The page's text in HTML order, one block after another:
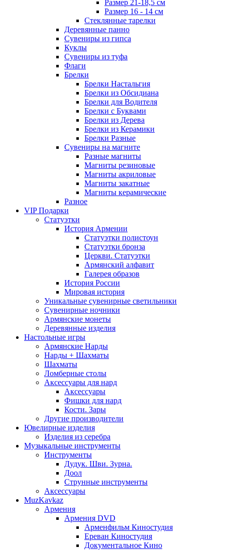
Размер 21-18,5 см
Размер 16 - 14 см
Стеклянные тарелки
Деревянные панно
Сувениры из гипса
Куклы
Сувениры из туфа
Флаги
Брелки
Брелки Настальгия
Брелки из Обсидиана
Брелки для Водителя
Брелки с Буквами
Брелки из Дерева
Брелки из Керамики
Брелки Разные
Сувениры на магните
Разные магниты
Магниты резиновые
Магниты акриловые
Магниты закатные
Магниты керамические
Разное
VIP Подарки
Статуэтки
История Армении
Статуэтки полистоун
Статуэтки бронза
Церкви. Статуэтки
Армянский алфавит
Галерея образов
История России
Мировая история
Уникальные сувенирные светильники
Сувенирные ночники
Армянские монеты
Деревянные изделия
Настольные игры
Армянские Нарды
Нарды + Шахматы
Шахматы
Ломберные столы
Аксессуары для нард
Аксессуары
Фишки для нард
Кости. Зары
Другие производители
Ювелирные изделия
Изделия из серебра
Музыкальные инструменты
Инструменты
Дудук. Шви. Зурна.
Доол
Струнные инструменты
Аксессуары
MuzKavkaz
Армения
Армения DVD
Арменфильм Киностудия
Ереван Киностудия
Документальное Кино